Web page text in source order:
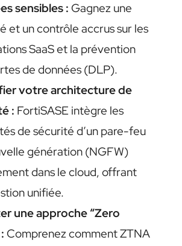
sensibles : Gagnez une
et un contrôle accrus sur les
SaaS et la prévention
de données (DLP).
votre architecture de
: FortiSASE intègre les
de sécurité d’un pare-feu
génération (NGFW)
dans le cloud, offrant
unifiée.
une approche “Zero
Comprenez comment ZTNA